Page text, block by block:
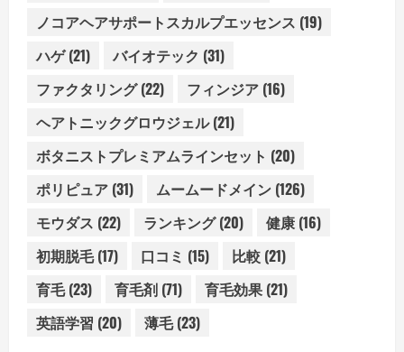
ノコアヘアサポートスカルプエッセンス (19)
ハゲ(21) バイオテック (31)
ファクタリング(22) フィンジア (16)
ヘアトニックグロウジェル(21)
ボタニストプレミアムラインセット (20)
ポリピュア (31) ムームードメイン (126)
モウダス (22) ランキング(20) 健康 (16)
初期脱毛(17) 口コミ (15) 比較 (21)
育毛(23) 育毛剤 (71) 育毛効果 (21)
英語学習 (20) 薄毛(23)